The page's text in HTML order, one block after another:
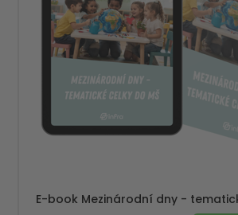
E-book Mezinárodní dny -